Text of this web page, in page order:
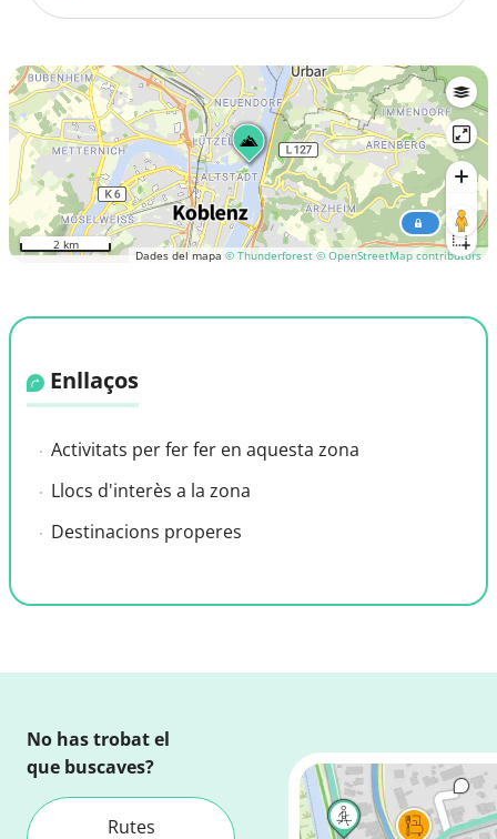
Dades del mapa © Thunderforest © OpenStreetMap contributors
2 km
Enllaços
Activitats per fer fer en aquesta zona
Llocs d'interès a la zona
Destinacions properes
No has trobat el
que buscaves?
Rutes